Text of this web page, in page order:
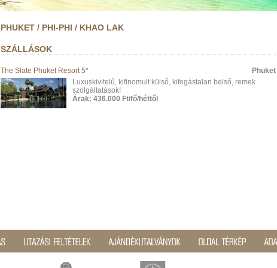
PHUKET / PHI-PHI / KHAO LAK
SZÁLLÁSOK
The Slate Phuket Resort 5*
Phuket
Luxuskivitelű, kifinomult külső, kifogástalan belső, remek
szolgáltatások!
Árak: 436.000 Ft/fő/héttől